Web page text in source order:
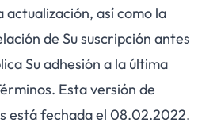
así como la
de Su suscripción antes
Su adhesión a la última
Esta versión de
está fechada el 08.02.2022.